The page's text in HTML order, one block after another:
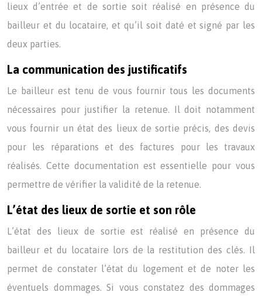
lieux d’entrée et de sortie soit réalisé en présence du
bailleur et du locataire, et qu’il soit daté et signé par les
deux parties.
La communication des justificatifs
Le bailleur est tenu de vous fournir tous les documents
nécessaires pour justifier la retenue. Il doit notamment
vous fournir un état des lieux de sortie précis, des devis
pour les réparations et des factures pour les travaux
réalisés. Cette documentation est essentielle pour vous
permettre de vérifier la validité de la retenue.
L’état des lieux de sortie et son rôle
L’état des lieux de sortie est réalisé en présence du
bailleur et du locataire lors de la restitution des clés. Il
permet de constater l’état du logement et de noter les
éventuels dommages. Si vous constatez des dommages